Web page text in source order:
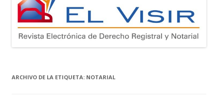
ARCHIVO DE LA ETIQUETA: NOTARIAL